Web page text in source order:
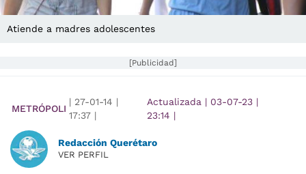
Atiende a madres adolescentes
[Publicidad]
METRÓPOLI
| 27-01-14 |
17:37 |
Actualizada | 03-07-23 |
23:14 |
Redacción Querétaro
VER PERFIL